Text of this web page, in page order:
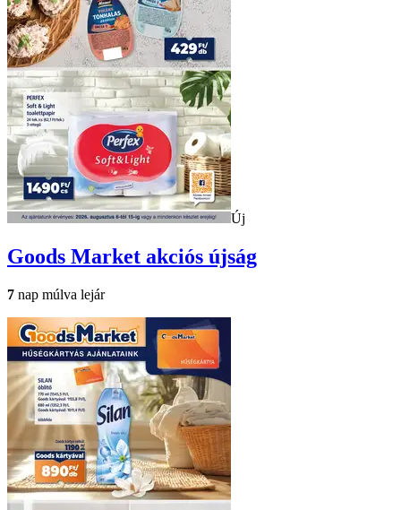
Új
Goods Market akciós újság
7 nap múlva lejár